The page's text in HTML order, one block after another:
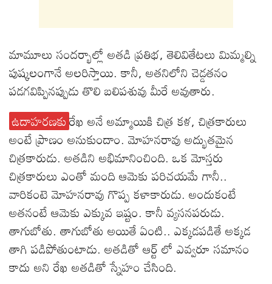
మామూలు సందర్భాల్లో అతడి ప్రతిభ, తెలివితేటలు మిమ్మల్ని
పుష్కలంగానే అలరిస్తాయి. కానీ, అతనిలోని చెడ్డతనం
పడగవిప్పినప్పుడు తొలి బలిపశువు మీరే అవుతారు.
ఉదాహరణకురేఖ అనే అమ్మాయికి చిత్ర కళ, చిత్రకారులు
అంటే ప్రాణం అనుకుందాం. మోహనరావు అద్భుతమైన
చిత్రకారుడు. అతడిని అభిమానించింది. ఒక మోస్తరు
చిత్రకారులు ఎంతో మంది ఆమెకు పరిచయమే గానీ..
వారికంటె మోహనరావు గొప్ప కళాకారుడు. అందుకంటే
అతనంటే ఆమెకు ఎక్కువ ఇష్టం. కానీ వ్యసనపరుడు.
తాగుబోతు. తాగుబోతు అయితే ఏంటి.. ఎక్కడపడితే అక్కడ
తాగి పడిపోతుంటాడు. అతడితో ఆర్ట్ లో ఎవ్వరూ సమానం
కాదు అని రేఖ అతడితో స్నేహం చేసింది.